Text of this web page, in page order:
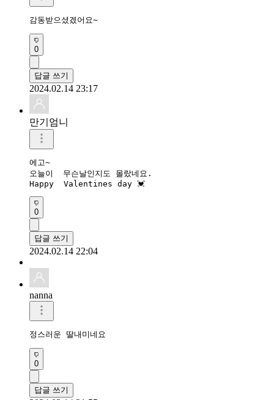
감동받으셨겠어요~
0
답글 쓰기
2024.02.14 23:17
만기엄니
에고~
오늘이  무슨날인지도 몰랐네요.
Happy  Valentines day 💓
0
답글 쓰기
2024.02.14 22:04
nanna
정스러운 딸내미네요
0
답글 쓰기